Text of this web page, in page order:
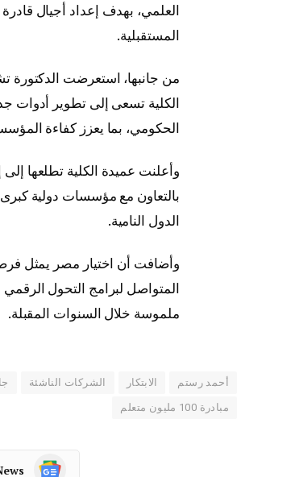
العلمي، بهدف إعداد أجيال
المستقبلية.
من جانبها، استعرضت الدكتورة
الكلية تسعى إلى تطوير أدوات
الحكومي، بما يعزز كفاءة
بالتعاون مع مؤسسات دولية كبرى
الدول النامية.
وأضافت أن اختيار مصر يمثل
المتواصل لبرامج التحول
ملموسة خلال السنوات المقبلة.
أحمد رستم الابتكار الشركات الناشئة
مبادرة 100 مليون متعلم